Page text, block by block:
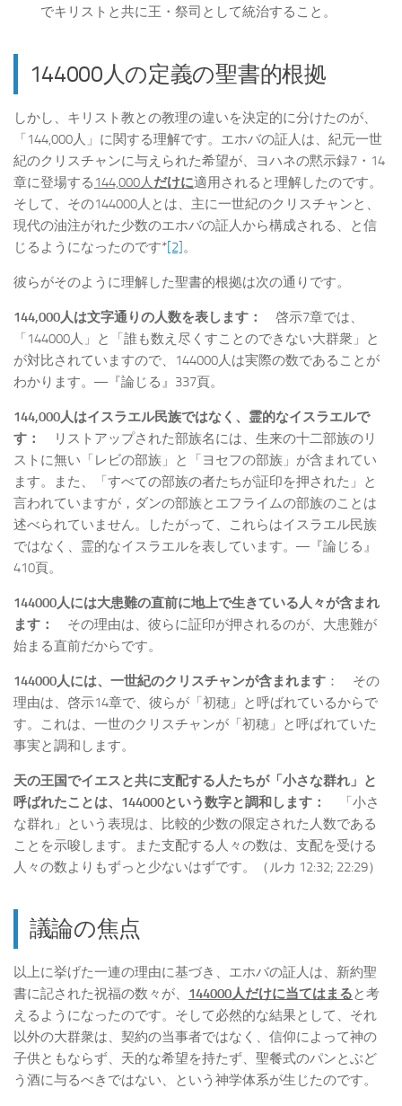
でキリストと共に王・祭司として統治すること。
144000人の定義の聖書的根拠
しかし、キリスト教との教理の違いを決定的に分けたのが、
「144,000人」に関する理解です。エホバの証人は、紀元一世
紀のクリスチャンに与えられた希望が、ヨハネの黙示録7・14
章に登場する 144,000人だけに適用されると理解したのです。
そして、その144000人とは、主に一世紀のクリスチャンと、
現代の油注がれた少数のエホバの証人から構成される、と信
じるようになったのです*[2]。
彼らがそのように理解した聖書的根拠は次の通りです。
144,000人は文字通りの人数を表します： 啓示7章では、
「144000人」と「誰も数え尽くすことのできない大群衆」と
が対比されていますので、144000人は実際の数であることが
わかります。―『論じる』337頁。
144,000人はイスラエル民族ではなく、霊的なイスラエルで
す：
リストアップされた部族名には、生来の十二部族のリ
ストに無い「レビの部族」と「ヨセフの部族」が含まれてい
ます。また、「すべての部族の者たちが証印を押された」と
言われていますが，ダンの部族とエフライムの部族のことは
述べられていません。したがって、これらはイスラエル民族
ではなく、霊的なイスラエルを表しています。―『論じる』
410頁。
144000人には大患難の直前に地上で生きている人々が含まれ
ます：
その理由は、彼らに証印が押されるのが、大患難が
始まる直前だからです。
144000人には、一世紀のクリスチャンが含まれます ： その
理由は、啓示14章で、彼らが「初穂」と呼ばれているからで
す。これは、一世のクリスチャンが「初穂」と呼ばれていた
事実と調和します。
天の王国でイエスと共に支配する人たちが「小さな群れ」と
呼ばれたことは、144000という数字と調和します：
「小さ
な群れ」という表現は、比較的少数の限定された人数である
ことを示唆します。また支配する人々の数は、支配を受ける
人々の数よりもずっと少ないはずです。（ルカ 12:32; 22:29）
議論の焦点
以上に挙げた一連の理由に基づき、エホバの証人は、新約聖
書に記された祝福の数々が、 144000人だけに当てはまると考
えるようになったのです。そして必然的な結果として、それ
以外の大群衆は、契約の当事者ではなく、信仰によって神の
子供ともならず、天的な希望を持たず、聖餐式のパンとぶど
う酒に与るべきではない、という神学体系が生じたのです。